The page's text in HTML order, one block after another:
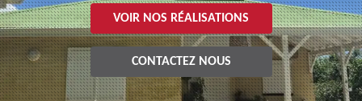
VOIR NOS RÉALISATIONS
CONTACTEZ NOUS